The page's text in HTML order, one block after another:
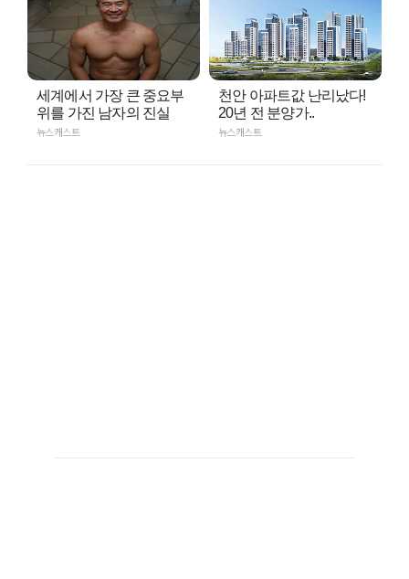
세계에서 가장 큰 중요부
위를 가진 남자의 진실
뉴스캐스트
천안 아파트값 난리났다!
20년 전 분양가..
뉴스캐스트